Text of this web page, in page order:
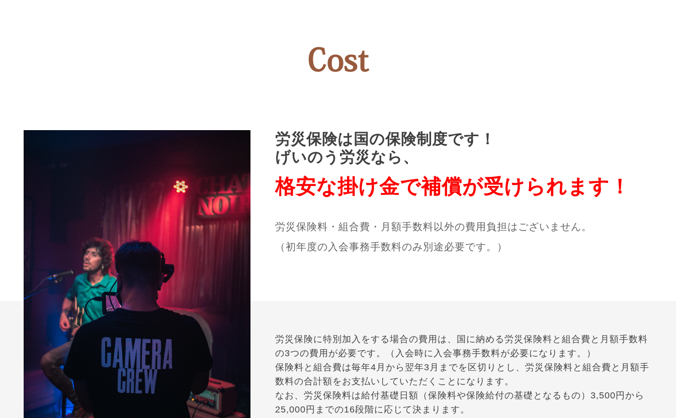
Cost
労災保険は国の保険制度です！
げいのう労災なら、
格安な掛け金で補償が受けられます！
労災保険料・組合費・月額手数料以外の費用負担はございません。
（初年度の入会事務手数料のみ別途必要です。）
労災保険に特別加入をする場合の費用は、国に納める労災保険料と組合費と月額手数料
の3つの費用が必要です。（入会時に入会事務手数料が必要になります。）
保険料と組合費は毎年4月から翌年3月までを区切りとし、労災保険料と組合費と月額手
数料の合計額をお支払いしていただくことになります。
なお、労災保険料は給付基礎日額（保険料や保険給付の基礎となるもの）3,500円から
25,000円までの16段階に応じて決まります。